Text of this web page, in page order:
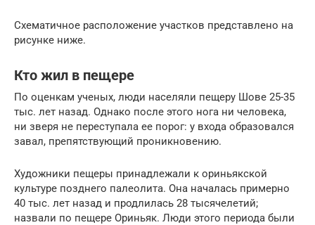
Схематичное расположение участков представлено на
рисунке ниже.
Кто жил в пещере
По оценкам ученых, люди населяли пещеру Шове 25-35
тыс. лет назад. Однако после этого нога ни человека,
ни зверя не переступала ее порог: у входа образовался
завал, препятствующий проникновению.
Художники пещеры принадлежали к ориньякской
культуре позднего палеолита. Она началась примерно
40 тыс. лет назад и продлилась 28 тысячелетий;
назвали по пещере Ориньяк. Люди этого периода были